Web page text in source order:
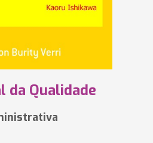
da Qualidade